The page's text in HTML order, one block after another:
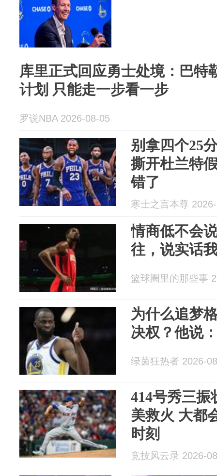
库里正式回应勇士处境：巴特
计划 只能走一步看一步
罗说NBA 2026-08-05
别拿四个25
撕开杜兰特
错了
寒士之言本尊
情商低不会
往，说实话
篮球圈里的那些事
为什么追梦
决权？他说
绿茵狂热者 2026-
414号秀三
美救火 大都
时刻
竞技风云录 2026-